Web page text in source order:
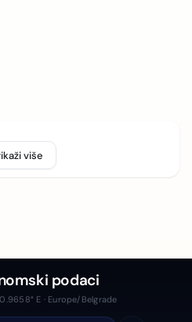
više
podaci
E · Europe/Belgrade